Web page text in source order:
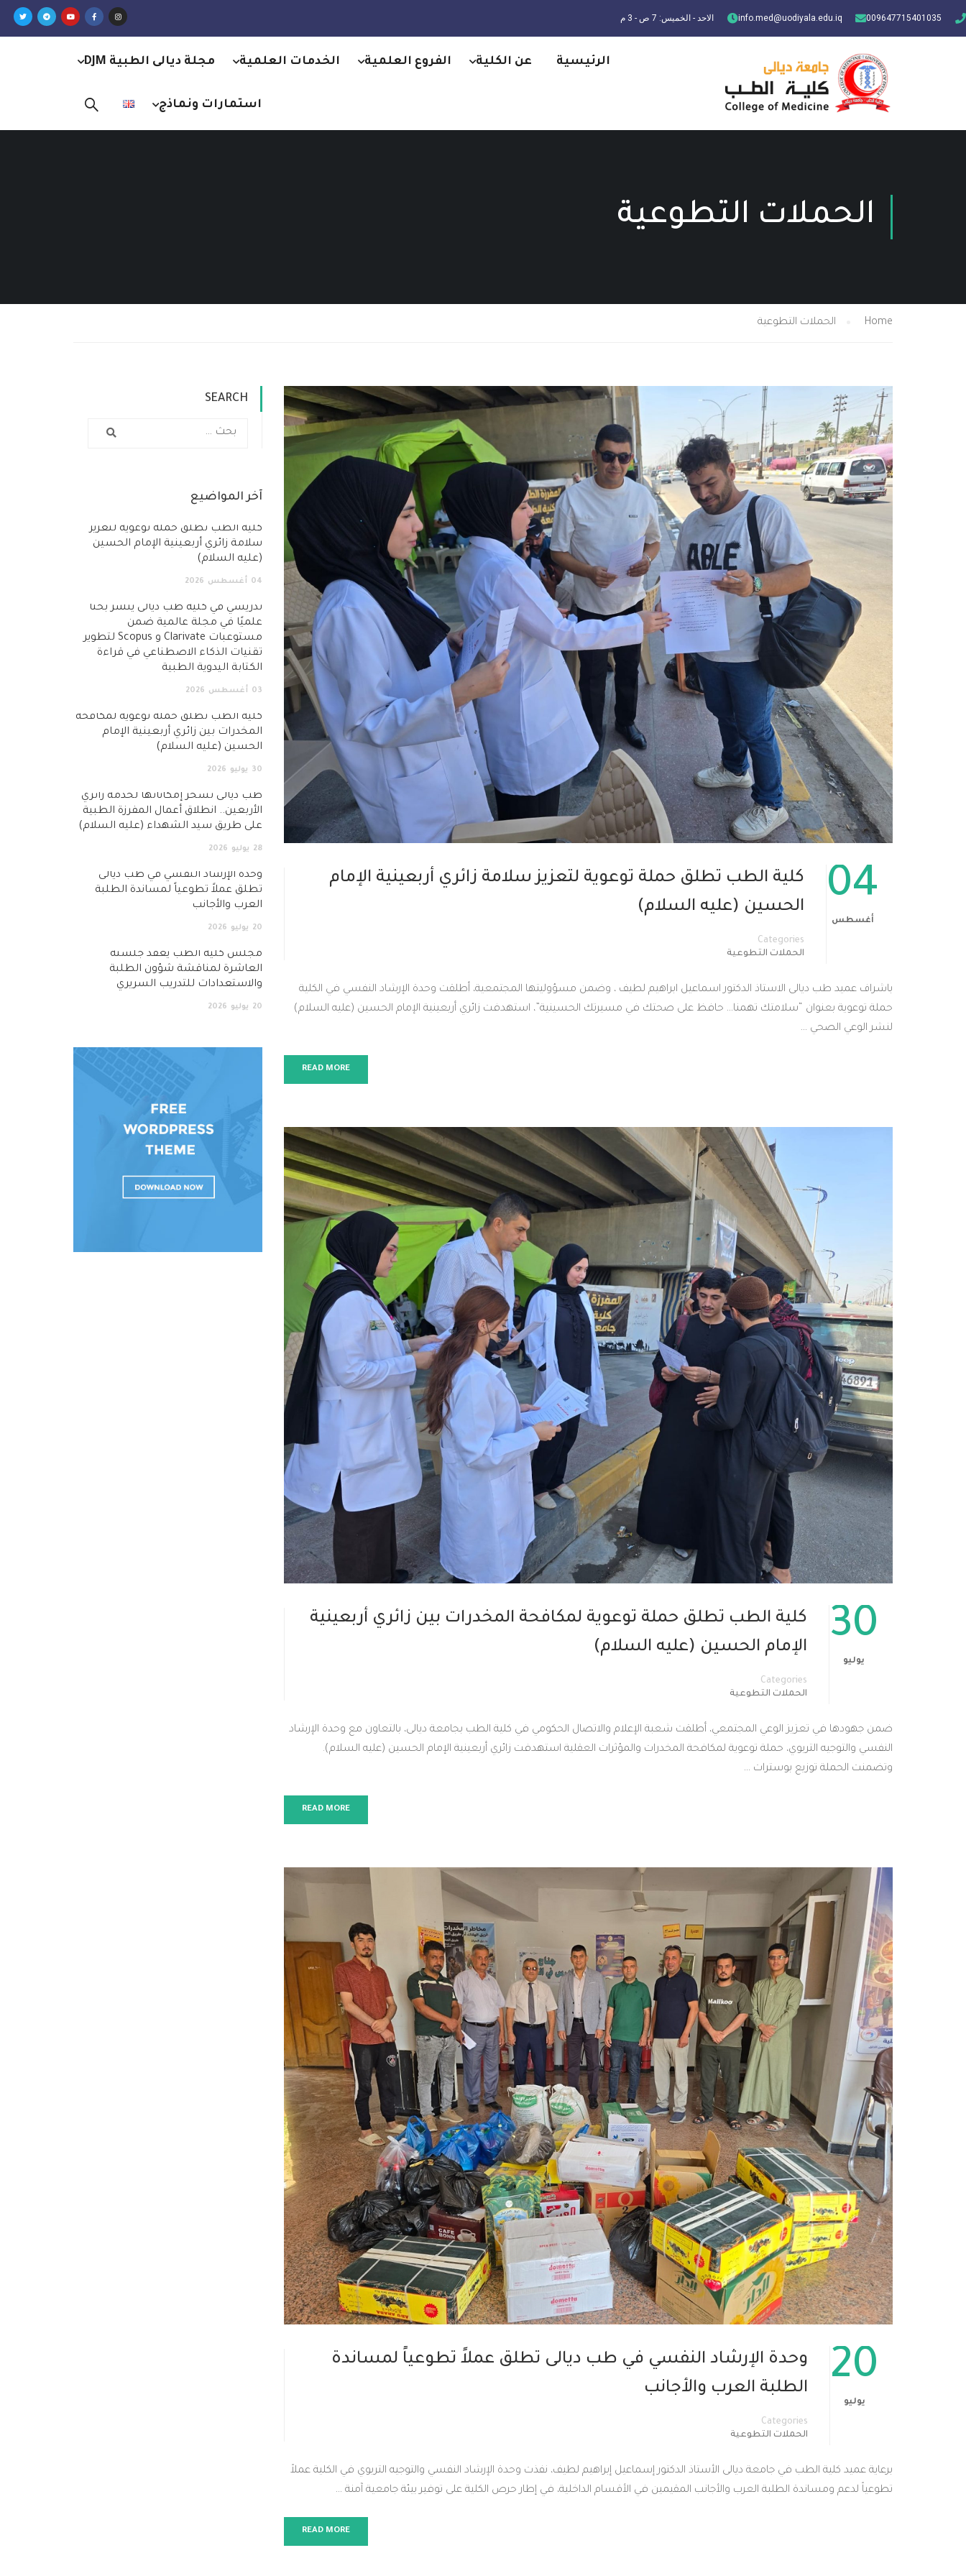
009647715401035
info.med@uodiyala.edu.iq الاحد - الخميس: 7 ص - 3 م
الرئيسية عن الكلية الفروع العلمية الخدمات العلمية مجلة ديالى الطبية DJM
استمارات ونماذج
الحملات التطوعية
Home الحملات التطوعية
04
أغسطس
كلية الطب تطلق حملة توعوية لتعزيز سلامة زائري أربعينية الإمام
الحسين (عليه السلام)
Categories
الحملات التطوعية
باشراف عميد طب ديالى الاستاذ الدكتور اسماعيل ابراهيم لطيف ، وضمن مسؤوليتها المجتمعية، أطلقت وحدة الإرشاد النفسي في الكلية
حملة توعوية بعنوان “سلامتك تهمنا… حافظ على صحتك في مسيرتك الحسينية”، استهدفت زائري أربعينية الإمام الحسين (عليه السلام)
لنشر الوعي الصحي …
READ MORE
30
يوليو
كلية الطب تطلق حملة توعوية لمكافحة المخدرات بين زائري أربعينية
الإمام الحسين (عليه السلام)
Categories
الحملات التطوعية
ضمن جهودها في تعزيز الوعي المجتمعي، أطلقت شعبة الإعلام والاتصال الحكومي في كلية الطب بجامعة ديالى، بالتعاون مع وحدة الإرشاد
النفسي والتوجيه التربوي، حملة توعوية لمكافحة المخدرات والمؤثرات العقلية استهدفت زائري أربعينية الإمام الحسين (عليه السلام).
وتضمنت الحملة توزيع بوسترات …
READ MORE
20
يوليو
وحدة الإرشاد النفسي في طب ديالى تطلق عملاً تطوعياً لمساندة
الطلبة العرب والأجانب
Categories
الحملات التطوعية
برعاية عميد كلية الطب في جامعة ديالى الأستاذ الدكتور إسماعيل إبراهيم لطيف، نفذت وحدة الإرشاد النفسي والتوجيه التربوي في الكلية عملاً
تطوعياً لدعم ومساندة الطلبة العرب والأجانب المقيمين في الأقسام الداخلية، في إطار حرص الكلية على توفير بيئة جامعية آمنة …
READ MORE
SEARCH
آخر المواضيع
كلية الطب تطلق حملة توعوية لتعزيز
سلامة زائري أربعينية الإمام الحسين
(عليه السلام)
04 أغسطس 2026
تدريسي في كلية طب ديالى ينشر بحثًا
علميًا في مجلة عالمية ضمن
مستوعبات Clarivate و Scopus لتطوير
تقنيات الذكاء الاصطناعي في قراءة
الكتابة اليدوية الطبية
03 أغسطس 2026
كلية الطب تطلق حملة توعوية لمكافحة
المخدرات بين زائري أربعينية الإمام
الحسين (عليه السلام)
30 يوليو 2026
طب ديالى تُسخّر إمكاناتها لخدمة زائري
الأربعين.. انطلاق أعمال المفرزة الطبية
على طريق سيد الشهداء (عليه السلام)
28 يوليو 2026
وحدة الإرشاد النفسي في طب ديالى
تطلق عملاً تطوعياً لمساندة الطلبة
العرب والأجانب
20 يوليو 2026
مجلس كلية الطب يعقد جلسته
العاشرة لمناقشة شؤون الطلبة
والاستعدادات للتدريب السريري
20 يوليو 2026